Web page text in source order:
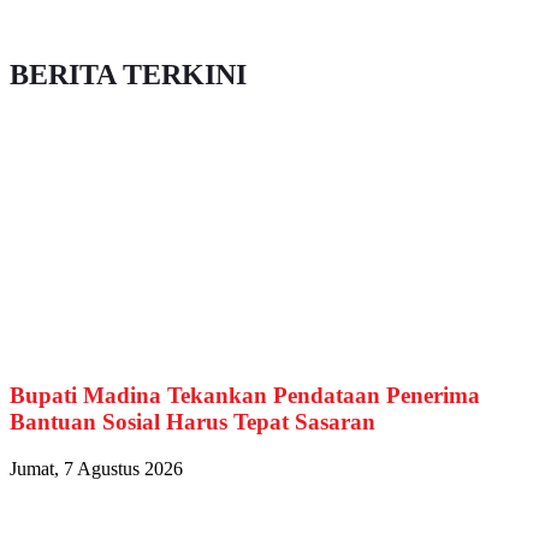
BERITA TERKINI
Bupati Madina Tekankan Pendataan Penerima
Bantuan Sosial Harus Tepat Sasaran
Jumat, 7 Agustus 2026